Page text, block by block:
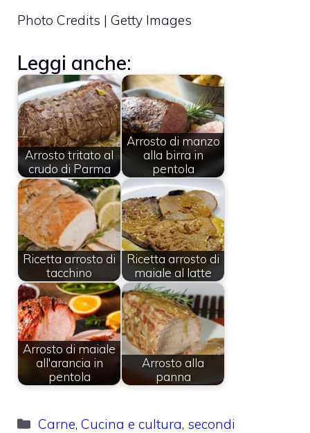
Photo Credits | Getty Images
Leggi anche:
Arrosto tritato al
crudo di Parma
Arrosto di manzo
alla birra in
pentola
Ricetta arrosto di
tacchino
Ricetta arrosto di
maiale al latte
Arrosto di maiale
all'arancia in
pentola
Arrosto alla
panna
Categorie
Carne,Cucina e cultura, secondi